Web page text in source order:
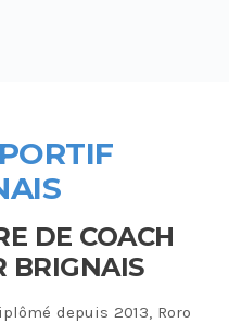
DE COACH
BRIGNAIS
depuis 2013, Roro